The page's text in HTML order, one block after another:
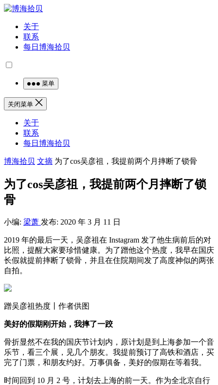
关于
联系
每日博海拾贝
菜单
关闭菜单
关于
联系
每日博海拾贝
博海拾贝 文摘 为了cos吴彦祖，我提前两个月摔断了锁骨
为了cos吴彦祖，我提前两个月摔断了锁
骨
小编: 梁萧 发布: 2020 年 3 月 11 日
2019 年的最后一天，吴彦祖在 Instagram 发了他生病前后的对
比照，提醒大家要珍惜健康。为了蹭他这个热度，我早在国庆
长假就提前摔断了锁骨，并且在住院期间发了高度神似的两张
自拍。
蹭吴彦祖热度丨作者供图
美好的假期刚开始，我摔了一跤
骨折显然不在我的国庆节计划内，原计划是到上海参加一个音
乐节，看三个展，见几个朋友。我提前预订了高铁和酒店，买
完了门票，和朋友约好。万事俱备，美好的假期在等着我。
时间回到 10 月 2 号，计划去上海的前一天。作为全北京自行